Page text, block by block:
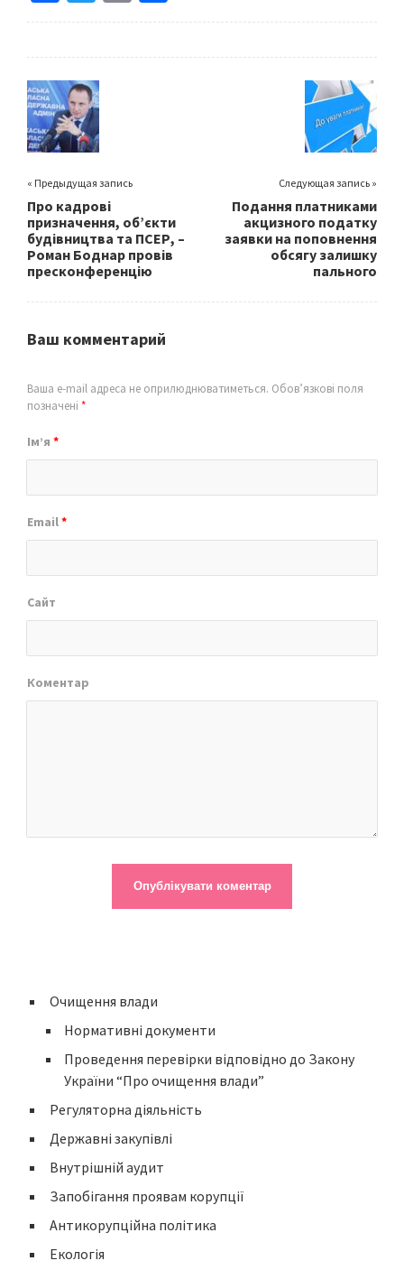
ce
o
o
k
wi
er
m h
« Предыдущая запись
Про кадрові
призначення, об’єкти
будівництва та ПСЕР, –
Роман Боднар провів
пресконференцію
Следующая запись »
Подання платниками
акцизного податку
заявки на поповнення
обсягу залишку
пального
Ваш комментарий
Ваша e-mail адреса не оприлюднюватиметься. Обов’язкові поля
позначені *
Ім’я *
Email*
Сайт
Коментар
Очищення влади
Нормативні документи
Проведення перевірки відповідно до Закону
України “Про очищення влади”
Регуляторна діяльність
Державні закупівлі
Внутрішній аудит
Запобігання проявам корупції
Антикорупційна політика
Екологія